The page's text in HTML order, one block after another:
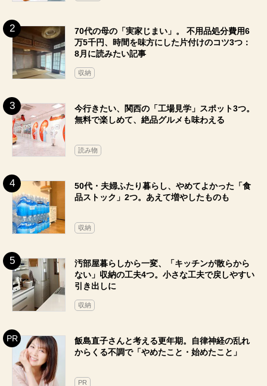
70代の母の「実家じまい」。 不用品処分費用6
万5千円、時間を味方にした片付けのコツ3つ：
8月に読みたい記事
収納
今行きたい、関西の「工場見学」スポット3つ。
無料で楽しめて、絶品グルメも味わえる
読み物
50代・夫婦ふたり暮らし、やめてよかった「食
品ストック」2つ。あえて増やしたものも
収納
汚部屋暮らしから一変、「キッチンが散らから
ない」収納の工夫4つ。小さな工夫で戻しやすい
引き出しに
収納
飯島直子さんと考える更年期。自律神経の乱れ
からくる不調で「やめたこと・始めたこと」
PR